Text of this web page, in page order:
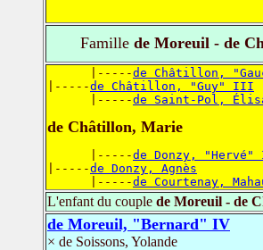
Famillede Moreuil - de
      |-----
de Châtillon,
|-----de Châtillon, "Guy" III
      |-----
de Saint-Pol,
de Châtillon, Marie
      |-----
de Donzy, "Hervé"
|-----de Donzy, Agnès
      |-----
de Courtenay,
L'enfant du couple de Moreuil - de
de Moreuil, "Bernard" IV
× de Soissons, Yolande